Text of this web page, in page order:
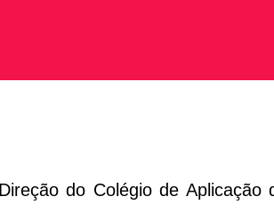
Direção do Colégio de Aplicação